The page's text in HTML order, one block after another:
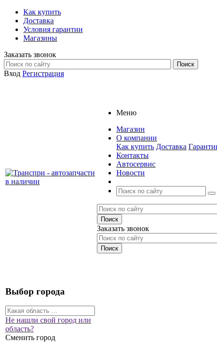
Как купить
Доставка
Условия гарантии
Магазины
Заказать звонок
Вход Регистрация
Меню
Магазин
О компании
Как купить Доставка
Контакты
Автосервис
Новости
Заказать звонок
Выбор города
Не нашли свой город или
область?
Сменить город